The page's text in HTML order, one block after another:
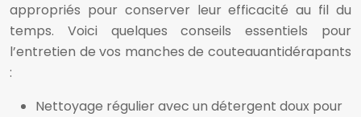
appropriés pour conserver leur efficacité au fil du
temps. Voici quelques conseils essentiels pour
l’entretien de vos manches de couteauantidérapants
:
Nettoyage régulier avec un détergent doux pour